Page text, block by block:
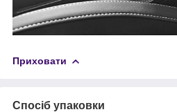
Приховати
Спосіб упаковки